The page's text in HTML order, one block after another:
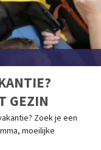
GEZIN
Zoek je een
moeilijke